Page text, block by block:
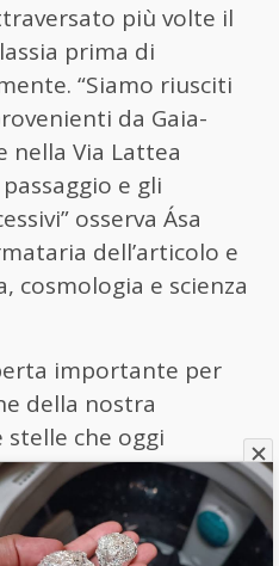
più volte il
prima di
“Siamo riusciti
da Gaia-
nella Via Lattea
e gli
osserva Ása
dell’articolo e
cosmologia e scienza
importante per
della nostra
stelle che oggi
– aggiunge – si
alcune sono
che la Via Lattea